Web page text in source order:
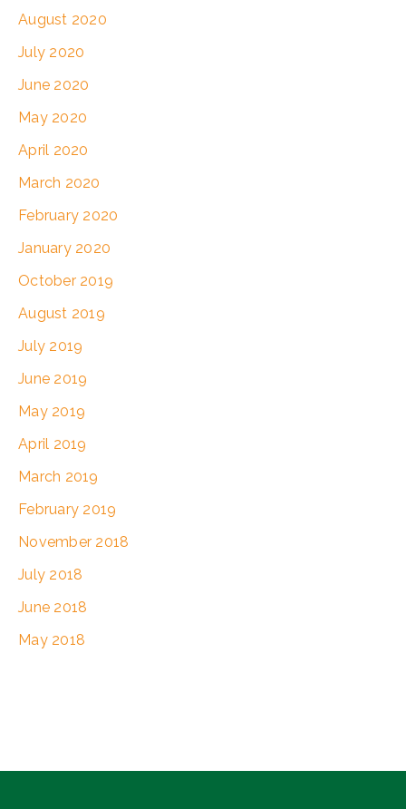
August 2020
July 2020
June 2020
May 2020
April 2020
March 2020
February 2020
January 2020
October 2019
August 2019
July 2019
June 2019
May 2019
April 2019
March 2019
February 2019
November 2018
July 2018
June 2018
May 2018